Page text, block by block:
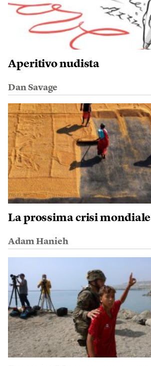
Aperitivo nudista
Dan Savage
La prossima crisi mondiale
Adam Hanieh